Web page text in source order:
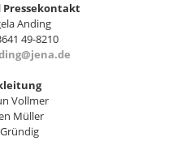
Anding
49-8210
Vollmer
Müller
Gründig